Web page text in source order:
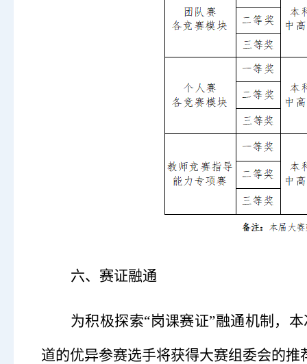
六、赛证融通
为积极探索“岗课赛证”融通机制，
道的优异参赛选手将获得大赛组委会的